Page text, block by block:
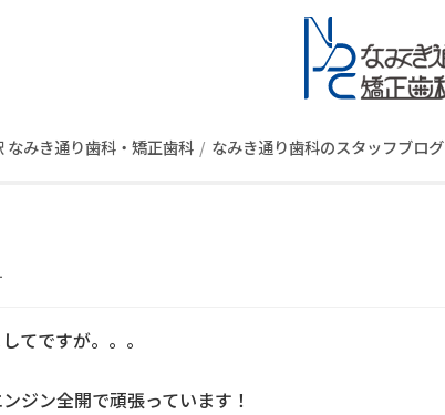
なみき通り歯科・矯正歯科 なみき通り歯科のスタッフブログ
てですが。。。
ジン全開で頑張っています！